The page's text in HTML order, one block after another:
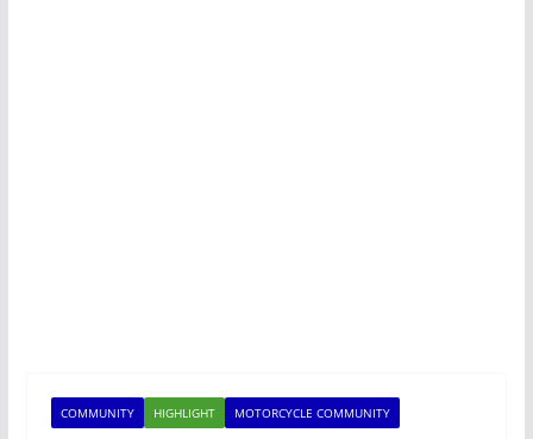
COMMUNITY HIGHLIGHT MOTORCYCLE COMMUNITY